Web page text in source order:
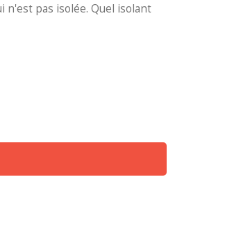
n'est pas isolée. Quel isolant